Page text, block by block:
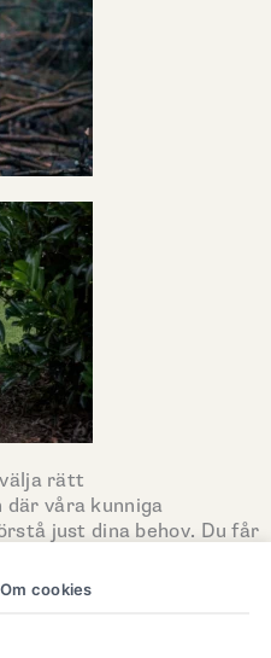
Om cookies
rätt
där våra kunniga
just dina behov. Du får
inte" till "perfekt val".